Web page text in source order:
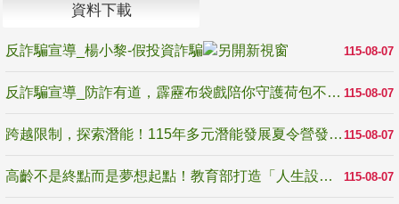
資料下載
115-08-07
反詐騙宣導_楊小黎-假投資詐騙
115-08-07
反詐騙宣導_防詐有道，霹靂布袋戲陪你守護荷包不受騙
115-08-07
跨越限制，探索潛能！115年多元潛能發展夏令營發掘生命無限可能
115-08-07
高齡不是終點而是夢想起點！教育部打造「人生設計夢工場」 參展第3屆高齡健康產業博覽會